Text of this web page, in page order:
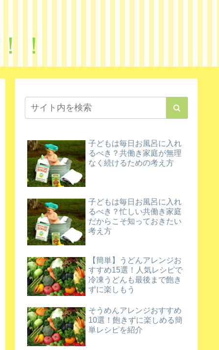
！
子どもは毎日お風呂に入れ
るべき？共働き家庭が無理
なく続けるための考え方
子どもは毎日お風呂に入れ
るべき？忙しい共働き家庭
だからこそ知っておきたい
考え方
【簡単】うどんアレンジお
すすめ15選！人気レシピで
冷凍うどんも最後まで飽き
ずに楽しもう
そうめんアレンジおすすめ
10選！飽きずに楽しめる簡
単レシピを紹介